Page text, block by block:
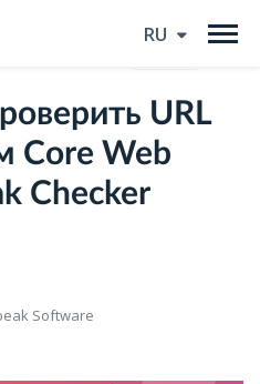
RU
URL
Core Web
Checker
Software